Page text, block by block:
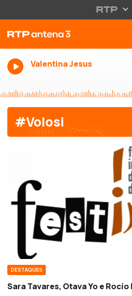
Valentina Jesus
#Volosi
DESTAQUES
Sara Tavares, Otava Yo e